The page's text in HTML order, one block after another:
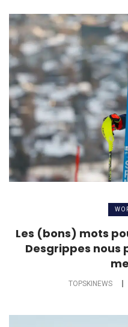
Les (bons) mots
Desgrippes
TOPSKINEWS